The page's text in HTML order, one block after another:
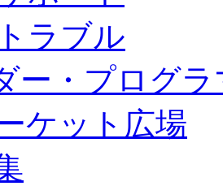
ラブル
ー・プログラ
ケット広場